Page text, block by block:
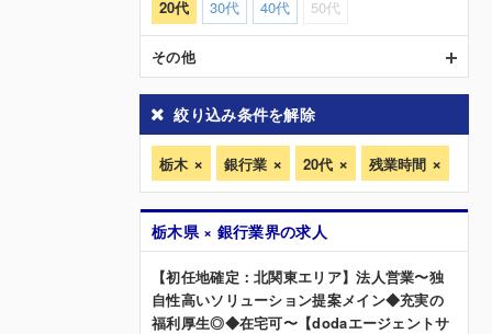
20代 30代 40代 50代
その他
絞り込み条件を解除
栃木 銀行業 20代 残業時間
栃木県 × 銀行業界の求人
【初任地確定：北関東エリア】法人営業〜独
自性高いソリューション提案メイン◆充実の
福利厚生◎◆在宅可〜【dodaエージェントサ